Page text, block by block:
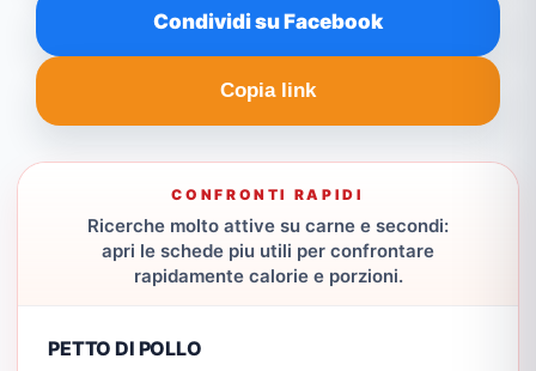
Condividi su Facebook
Copia link
CONFRONTI RAPIDI
Ricerche molto attive su carne e secondi:
apri le schede piu utili per confrontare
rapidamente calorie e porzioni.
PETTO DI POLLO